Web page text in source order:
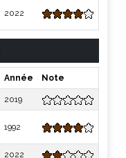
2022
Année Note
2019
1992
2022